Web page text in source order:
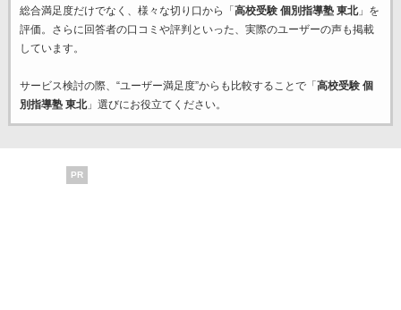
総合満足度だけでなく、様々な切り口から「 高校受験 個別指導塾 東北」を
評価。さらに回答者の口コミや評判といった、実際のユーザーの声も掲載
しています。
サービス検討の際、“ユーザー満足度”からも比較することで「 高校受験 個
別指導塾 東北」選びにお役立てください。
PR